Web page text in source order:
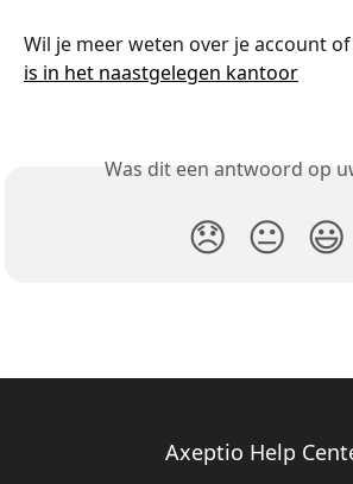
Wil je meer weten over je account
is in het naastgelegen kantoor
Was dit een antwoord op
😞 😐 😃
Axeptio Help